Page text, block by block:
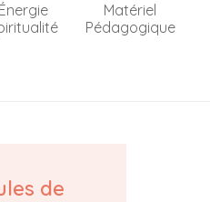
Énergie
Matériel
Pédagogique
de